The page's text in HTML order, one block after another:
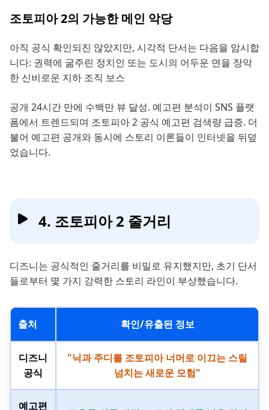
조토피아 2의 가능한 메인 악당
아직 공식 확인되진 않았지만, 시각적 단서는 다음을 암시합
니다: 권력에 굶주린 정치인 또는 도시의 어두운 면을 장악
한 신비로운 지하 조직 보스
공개 24시간 만에 수백만 뷰 달성. 예고편 분석이 SNS 플랫
폼에서 트렌드되며 조토피아 2 공식 예고편 검색량 급증. 더
불어 예고편 공개와 동시에 스토리 이론들이 인터넷을 뒤덮
었습니다.
4. 조토피아 2 줄거리
디즈니는 공식적인 줄거리를 비밀로 유지했지만, 초기 단서
들로부터 몇 가지 강력한 스토리 라인이 부상했습니다.
출처 확인/유출된 정보
디즈니
공식
"닉과 주디를 조토피아 너머로 이끄는 스릴
넘치는 새로운 모험"
예고편